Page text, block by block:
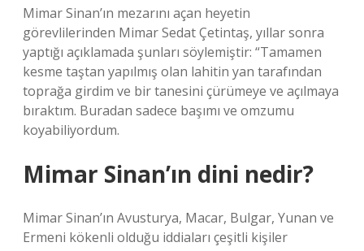
Mimar Sinan’ın mezarını açan heyetin
görevlilerinden Mimar Sedat Çetintaş, yıllar sonra
yaptığı açıklamada şunları söylemiştir: “Tamamen
kesme taştan yapılmış olan lahitin yan tarafından
toprağa girdim ve bir tanesini çürümeye ve açılmaya
bıraktım. Buradan sadece başımı ve omzumu
koyabiliyordum.
Mimar Sinan’ın dini nedir?
Mimar Sinan’ın Avusturya, Macar, Bulgar, Yunan ve
Ermeni kökenli olduğu iddiaları çeşitli kişiler